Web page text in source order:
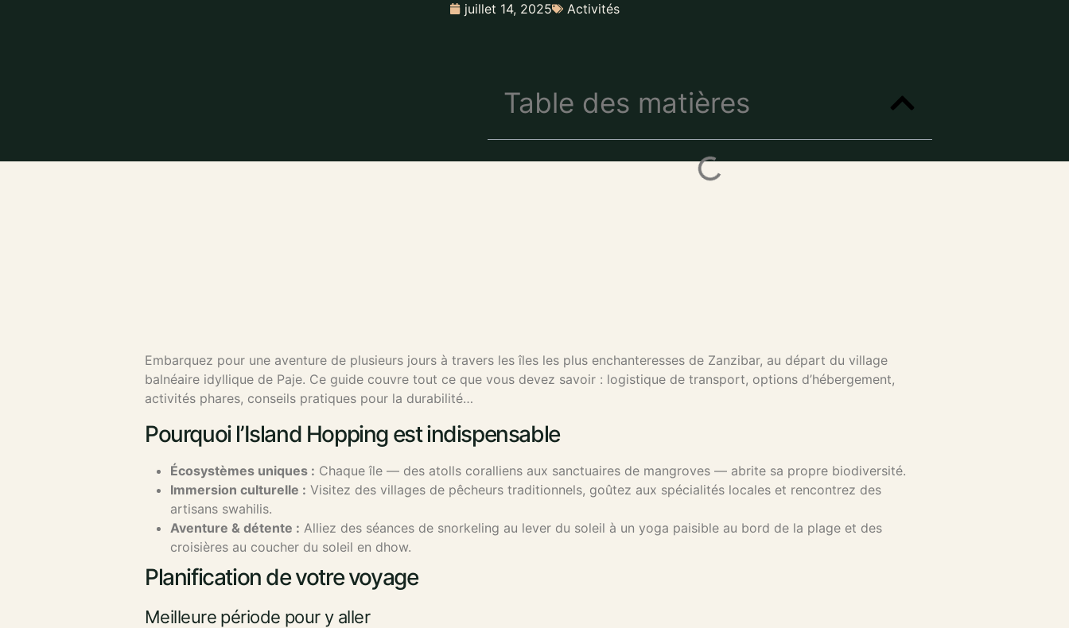
juillet 14, 2025 Activités
Table des matières
Embarquez pour une aventure de plusieurs jours à travers les îles les plus enchanteresses de Zanzibar, au départ du village
balnéaire idyllique de Paje. Ce guide couvre tout ce que vous devez savoir : logistique de transport, options d’hébergement,
activités phares, conseils pratiques pour la durabilité…
Pourquoi l’Island Hopping est indispensable
Écosystèmes uniques : Chaque île — des atolls coralliens aux sanctuaires de mangroves — abrite sa propre biodiversité.
Immersion culturelle : Visitez des villages de pêcheurs traditionnels, goûtez aux spécialités locales et rencontrez des
artisans swahilis.
Aventure & détente : Alliez des séances de snorkeling au lever du soleil à un yoga paisible au bord de la plage et des
croisières au coucher du soleil en dhow.
Planification de votre voyage
Meilleure période pour y aller